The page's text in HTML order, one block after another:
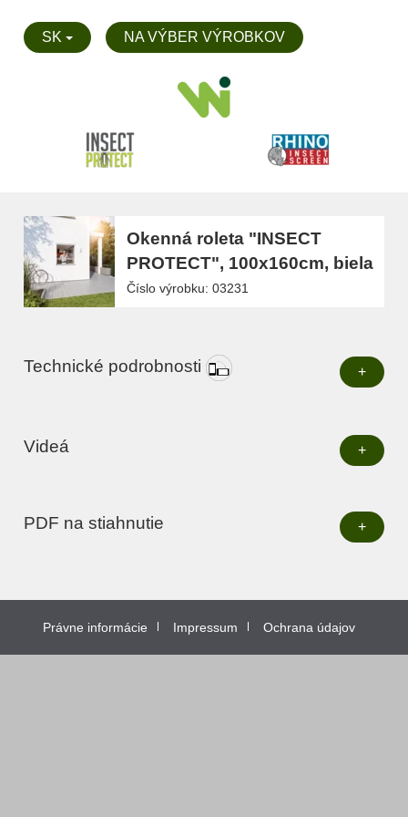
SK NA VÝBER VÝROBKOV
Okenná roleta "INSECT
PROTECT", 100x160cm, biela
Číslo výrobku: 03231
Technické podrobnosti +
Videá +
PDF na stiahnutie +
Právne informácie Impressum Ochrana údajov